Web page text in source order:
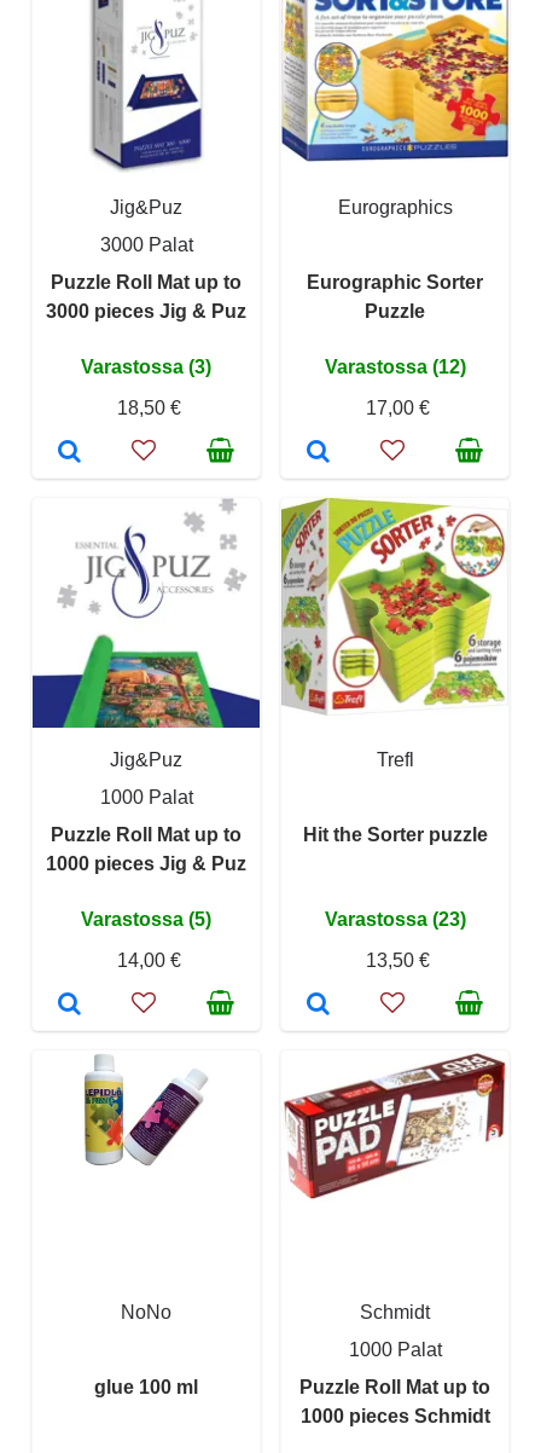
Jig&Puz
3000 Palat
Puzzle Roll Mat up to
3000 pieces Jig & Puz
Varastossa (3)
18,50 €
Eurographics
Eurographic Sorter
Puzzle
Varastossa (12)
17,00 €
Jig&Puz
1000 Palat
Puzzle Roll Mat up to
1000 pieces Jig & Puz
Varastossa (5)
14,00 €
Trefl
Hit the Sorter puzzle
Varastossa (23)
13,50 €
NoNo
glue 100 ml
Schmidt
1000 Palat
Puzzle Roll Mat up to
1000 pieces Schmidt